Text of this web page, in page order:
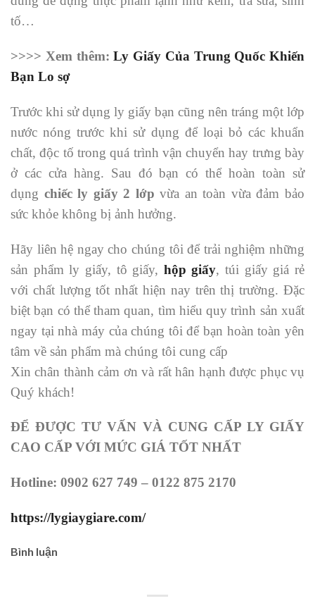
tố…
>>>> Xem thêm:Ly Giấy Của Trung Quốc Khiến
Bạn Lo sợ
Trước khi sử dụng ly giấy bạn cũng nên tráng một lớp
nước nóng trước khi sử dụng để loại bỏ các khuẩn
chất, độc tố trong quá trình vận chuyển hay trưng bày
ở các cửa hàng. Sau đó bạn có thể hoàn toàn sử
dụng chiếc ly giấy 2 lớp vừa an toàn vừa đảm bảo
sức khỏe không bị ảnh hưởng.
Hãy liên hệ ngay cho chúng tôi để trải nghiệm những
sản phẩm ly giấy, tô giấy, hộp giấy, túi giấy giá rẻ
với chất lượng tốt nhất hiện nay trên thị trường. Đặc
biệt bạn có thể tham quan, tìm hiểu quy trình sản xuất
ngay tại nhà máy của chúng tôi để bạn hoàn toàn yên
tâm về sản phẩm mà chúng tôi cung cấp
Xin chân thành cảm ơn và rất hân hạnh được phục vụ
Quý khách!
ĐỂ ĐƯỢC TƯ VẤN VÀ CUNG CẤP LY GIẤY
CAO CẤP VỚI MỨC GIÁ TỐT NHẤT
Hotline: 0902 627 749 – 0122 875 2170
https://lygiaygiare.com/
Bình luận